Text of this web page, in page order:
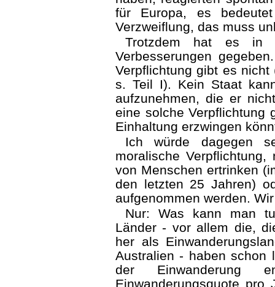
für Europa, es
Verzweiflung, das muss
Trotzdem hat es in
Verbesserungen
Verpflichtung gibt es
s. Teil I). Kein Staat
aufzunehmen, die er
eine solche Verpflichtung
Einhaltung erzwingen
Ich würde dagegen
moralische
von Menschen ertrinken
den letzten 25 Jahren)
aufgenommen werden.
Nur: Was kann man
Länder - vor allem die,
her als
Australien - haben schon
der Einwanderung
Einwanderungsquote pro